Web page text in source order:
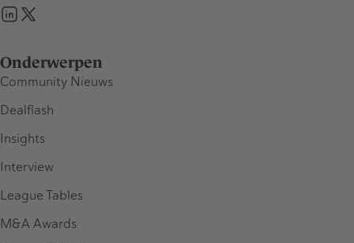
Onderwerpen
Community Nieuws
Dealflash
Insights
Interview
League Tables
M&A Awards